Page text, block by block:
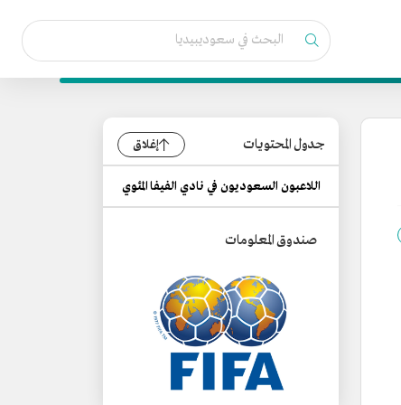
جدول المحتويات إغلاق
اللاعبون السعوديون في نادي الفيفا المئوي
صندوق المعلومات